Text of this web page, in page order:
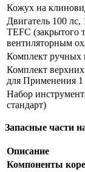
Кожух на
Двигатель 100
TEFC (закрытого
вентиляторным
Комплект
Комплект
для Применения 1
Набор
стандарт)
Запасные части
Описание
Компоненты